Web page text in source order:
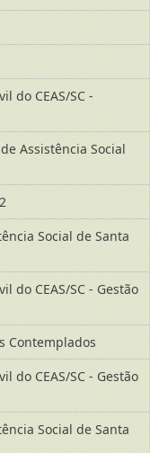
do CEAS/SC -
Assistência Social
Social de Santa
do CEAS/SC - Gestão
Contemplados
do CEAS/SC - Gestão
Social de Santa